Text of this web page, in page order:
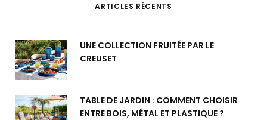
ARTICLES RÉCENTS
UNE COLLECTION FRUITÉE PAR LE
CREUSET
TABLE DE JARDIN : COMMENT CHOISIR
ENTRE BOIS, MÉTAL ET PLASTIQUE ?